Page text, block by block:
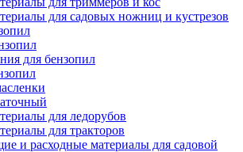
для садовых ножниц и кустрезов
для бензопил
для ледорубов
для тракторов
и расходные материалы для садовой